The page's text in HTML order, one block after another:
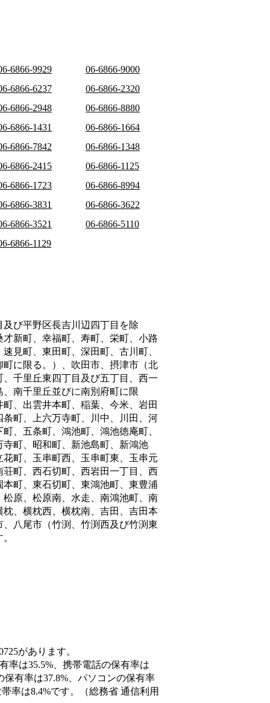
6866-9929
06-6866-9000
6866-6237
06-6866-2320
6866-2948
06-6866-8880
6866-1431
06-6866-1664
6866-7842
06-6866-1348
6866-2415
06-6866-1125
6866-1723
06-6866-8994
6866-3831
06-6866-3622
6866-3521
06-6866-5110
6866-1129
び平野区長吉川辺四丁目を除
新町、幸福町、寿町、栄町、小路
見町、東田町、深田町、古川町、
に限る。）、吹田市、摂津市（北
千里丘東四丁目及び五丁目、西一
南千里丘並びに南別府町に限
、出雲井本町、稲葉、今米、岩田
町、上六万寺町、川中、川田、河
、五条町、鴻池町、鴻池徳庵町、
町、昭和町、新池島町、新鴻池
町、玉串町西、玉串町東、玉串元
町、西石切町、西岩田一丁目、西
町、東石切町、東鴻池町、東豊浦
原、松原南、水走、南鴻池町、南
、横枕西、横枕南、吉田、吉田本
八尾市（竹渕、竹渕西及び竹渕東
があります。
率は35.5%、携帯電話の保有率は
保有率は37.8%、パソコンの保有率
率は8.4%です。（総務省 通信利用